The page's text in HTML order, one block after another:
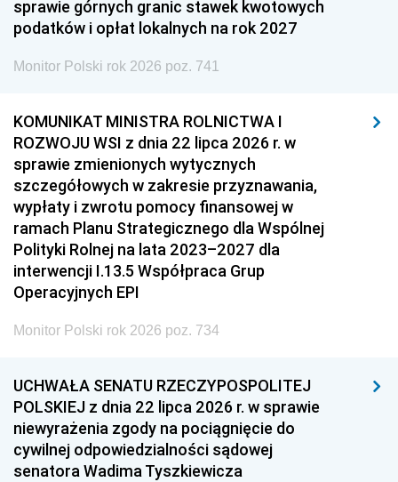
sprawie górnych granic stawek kwotowych
podatków i opłat lokalnych na rok 2027
Monitor Polski rok 2026 poz. 741
KOMUNIKAT MINISTRA ROLNICTWA I
ROZWOJU WSI z dnia 22 lipca 2026 r. w
sprawie zmienionych wytycznych
szczegółowych w zakresie przyznawania,
wypłaty i zwrotu pomocy finansowej w
ramach Planu Strategicznego dla Wspólnej
Polityki Rolnej na lata 2023–2027 dla
interwencji I.13.5 Współpraca Grup
Operacyjnych EPI
Monitor Polski rok 2026 poz. 734
UCHWAŁA SENATU RZECZYPOSPOLITEJ
POLSKIEJ z dnia 22 lipca 2026 r. w sprawie
niewyrażenia zgody na pociągnięcie do
cywilnej odpowiedzialności sądowej
senatora Wadima Tyszkiewicza